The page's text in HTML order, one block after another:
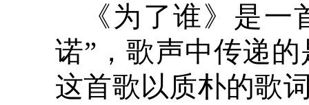
《为了谁》是
诺”，歌声中传递
这首歌以质朴的歌